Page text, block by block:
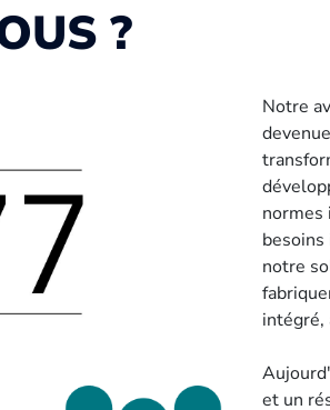
?
Notre
normes
notre
intégré,
et un